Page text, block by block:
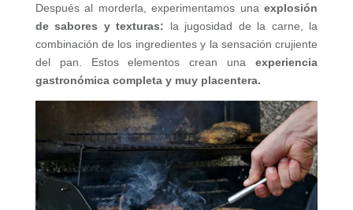
Después al morderla, experimentamos unaexplosión
de sabores y texturas: la jugosidad de la carne, la
combinación de los ingredientes y la sensación crujiente
del pan. Estos elementos crean unaexperiencia
gastronómica completa y muy placentera.